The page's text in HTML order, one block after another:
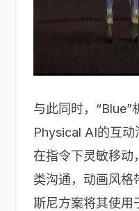
与此同时，“Blue”
Physical AI的互
在指令下灵敏移动
类沟通，动画风格
斯尼方案将其使用